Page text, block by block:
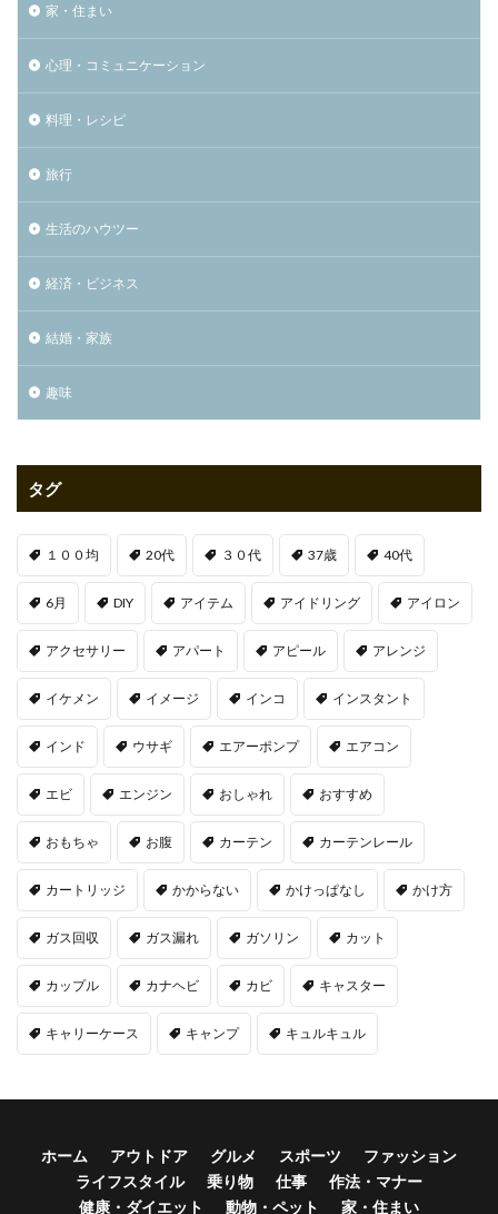
家・住まい
心理・コミュニケーション
料理・レシピ
旅行
生活のハウツー
経済・ビジネス
結婚・家族
趣味
タグ
１００均 20代 ３０代 37歳 40代
6月 DIY アイテム アイドリング アイロン
アクセサリー アパート アピール アレンジ
イケメン イメージ インコ インスタント
インド ウサギ エアーポンプ エアコン
エビ エンジン おしゃれ おすすめ
おもちゃ お腹 カーテン カーテンレール
カートリッジ かからない かけっぱなし かけ方
ガス回収 ガス漏れ ガソリン カット
カップル カナヘビ カビ キャスター
キャリーケース キャンプ キュルキュル
ホーム アウトドア グルメ スポーツ
ファッション
ライフスタイル
乗り物 仕事
作法・マナー
健康・ダイエット
動物・ペット 家・住まい